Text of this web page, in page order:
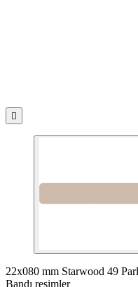

22x080 mm Starwood 49
Bandı resimler